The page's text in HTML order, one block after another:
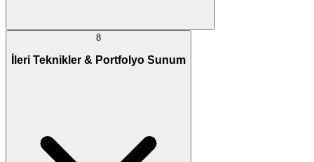
8
İleri Teknikler & Portfolyo Sunum